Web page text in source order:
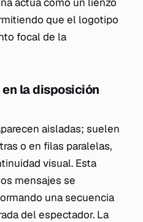
que el logotipo
focal de la
la disposición
aisladas; suelen
o en filas paralelas,
visual. Esta
mensajes se
una secuencia
del espectador. La